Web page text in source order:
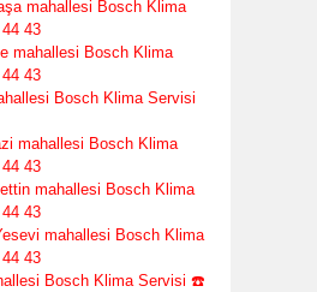
mahallesi Bosch Klima
43
mahallesi Bosch Klima
43
Bosch Klima Servisi
mahallesi Bosch Klima
43
mahallesi Bosch Klima
43
mahallesi Bosch Klima
43
Bosch Klima Servisi ☎️